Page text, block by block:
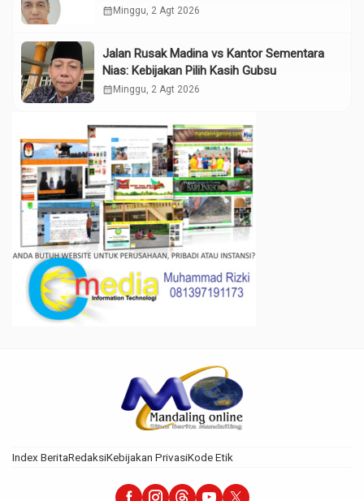
calendar_monthMinggu, 2 Agt 2026
Jalan Rusak Madina vs Kantor Sementara
Nias: Kebijakan Pilih Kasih Gubsu
calendar_monthMinggu, 2 Agt 2026
Index BeritaRedaksiKebijakan PrivasiKode Etik